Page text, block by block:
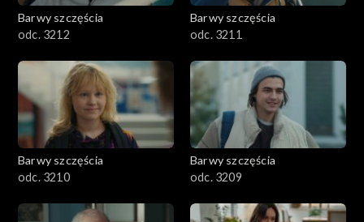
Barwy szczęścia
odc. 3212
Barwy szczęścia
odc. 3211
Barwy szczęścia
odc. 3210
Barwy szczęścia
odc. 3209